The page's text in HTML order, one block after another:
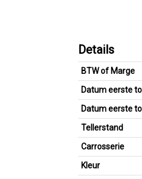
Details
BTW of Marge
Datum eerste
Datum eerste
Tellerstand
Carrosserie
Kleur